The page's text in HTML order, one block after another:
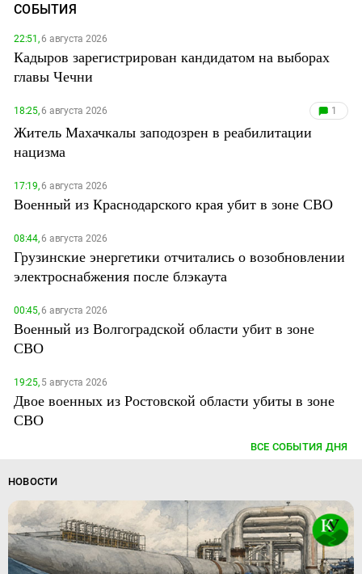
СОБЫТИЯ
22:51,6 августа 2026
Кадыров зарегистрирован кандидатом на выборах
главы Чечни
18:25,6 августа 2026 1
Житель Махачкалы заподозрен в реабилитации
нацизма
17:19,6 августа 2026
Военный из Краснодарского края убит в зоне СВО
08:44,6 августа 2026
Грузинские энергетики отчитались о возобновлении
электроснабжения после блэкаута
00:45,6 августа 2026
Военный из Волгоградской области убит в зоне
СВО
19:25,5 августа 2026
Двое военных из Ростовской области убиты в зоне
СВО
ВСЕ СОБЫТИЯ ДНЯ
НОВОСТИ